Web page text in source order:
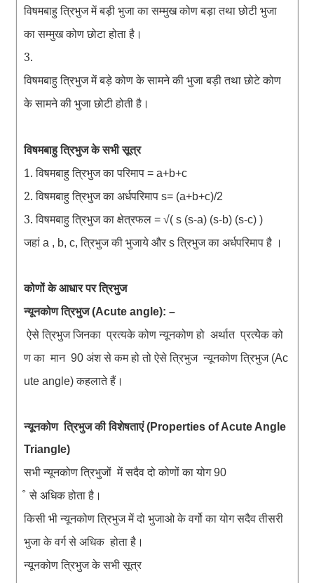
विषमबाहु त्रिभुजमेंबड़ी भुजा का सम्मुखकोण बड़ा तथा छोटी भुजा
का सम्मुखकोण छोटा होता है ।
3.
विषमबाहु त्रिभुजमेंबड़े कोण केसामनेकी भुजा बड़ी तथा छोटेकोण
केसामनेकी भुजा छोटी होती है ।
विषमबाहु त्रिभुज के सभी सूत्र
1. विषमबाहु त्रिभुजका परिमाप = a+b+c
2. विषमबाहु त्रिभुजका अर्धपरिमाप s= (a+b+c)/2
3. विषमबाहु त्रिभुजका क्षेत्रफल = √( s (s-a) (s-b) (s-c) )
जहां a , b, c,त्रिभुजकी भुजाये और sत्रिभुजका अर्धपरिमाप है ।
कोणोंकेआधारपरत्रिभुज
न्यूनकोणत्रिभुज(Acute angle): –
ऐसे त्रिभुजजिनका प्रत्यकेकोण न्यूनकोण हो अर्थात प्रत्येेकको
ण का मान 90अंशसे कमहो तो ऐसे त्रिभुज न्यूनकोण त्रिभुज(Ac
ute angle)कहलातेहैं ।
न्यूनकोण त्रिभुजकीविशेषताएं(Properties of Acute Angle
Triangle)
सभी न्यूनकोण त्रिभुजों मेंसदैव दो कोणों का योग90
͒ से अधिकहोता है ।
किसी भी न्यूनकोण त्रिभुजमेंदो भुजाओकेवर्गो का योगसदैव तीसरी
भुजा केवर्गसे अधिक होता है ।
न्यूनकोण त्रिभुज के सभी सूत्र